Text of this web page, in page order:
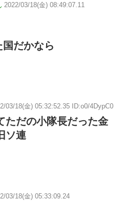
2022/03/18(金) 08:49:07.11
だかなら
03/18(金) 05:32:52.35 ID:o0/4DypC0
ただの小隊長だった金
ソ連
03/18(金) 05:33:09.24